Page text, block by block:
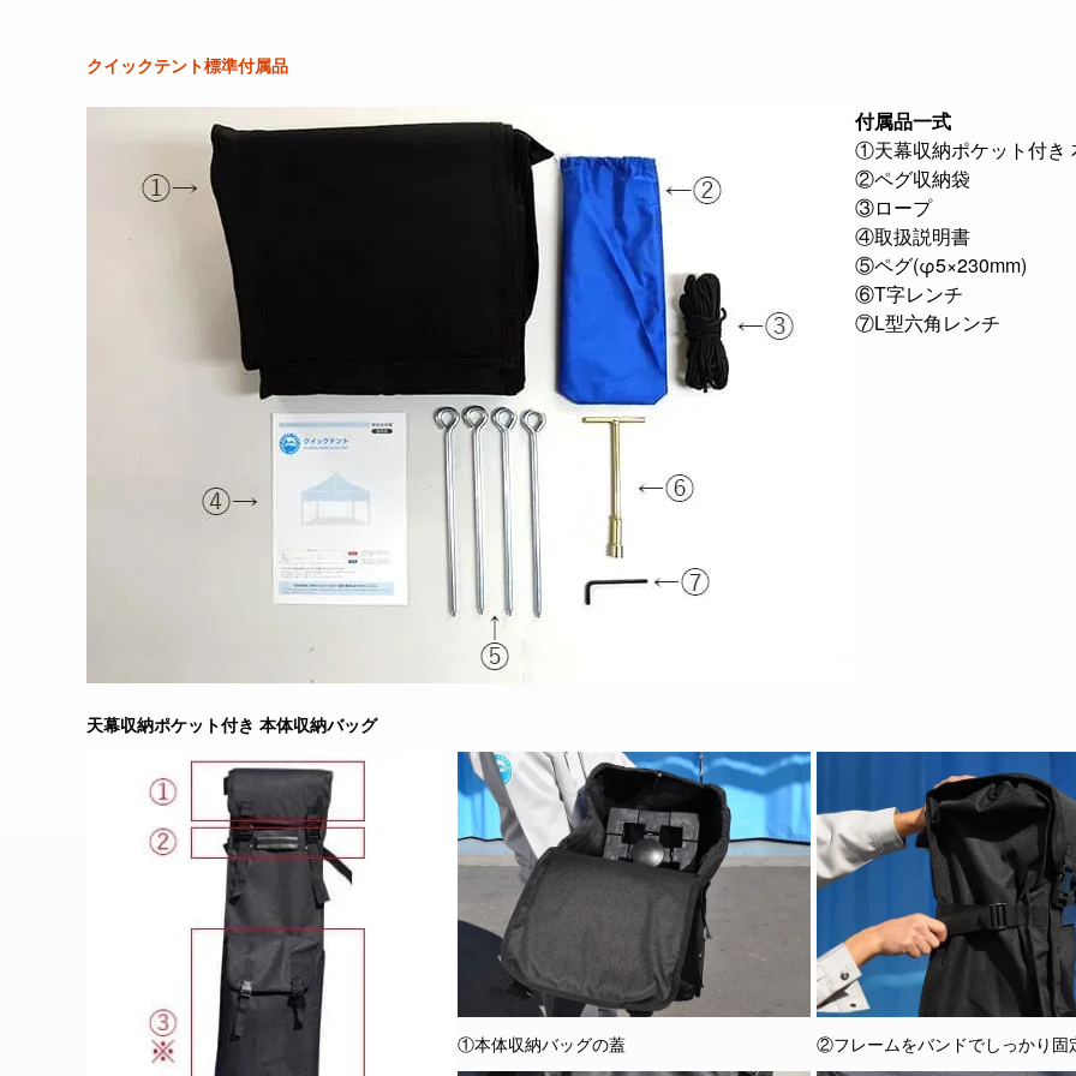
クイックテント標準付属品
付属品一式
①天幕収納ポケット付き
②ペグ収納袋
③ロープ
④取扱説明書
⑤ペグ(φ5×230mm)
⑥T字レンチ
⑦L型六角レンチ
天幕収納ポケット付き 本体収納バッグ
①本体収納バッグの蓋 ②フレームをバンドでしっかり固